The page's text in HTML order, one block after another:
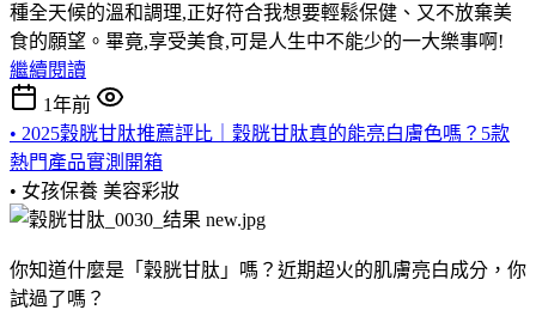
種全天候的溫和調理,正好符合我想要輕鬆保健、又不放棄美
食的願望。畢竟,享受美食,可是人生中不能少的一大樂事啊!
繼續閱讀
1年前
• 2025穀胱甘肽推薦評比｜穀胱甘肽真的能亮白膚色嗎？5款
熱門產品實測開箱
• 女孩保養 美容彩妝
你知道什麼是「穀胱甘肽」嗎？近期超火的肌膚亮白成分，你
試過了嗎？